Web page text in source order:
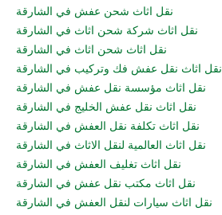
نقل اثاث شحن عفش في الشارقة
نقل اثاث شركة شحن اثاث في الشارقة
نقل اثاث شحن اثاث في الشارقة
نقل اثاث نقل عفش فك وتركيب في الشارقة
نقل اثاث مؤسسة نقل عفش في الشارقة
نقل اثاث نقل عفش الخليج في الشارقة
نقل اثاث تكلفة نقل العفش في الشارقة
نقل اثاث العالمية لنقل الاثاث في الشارقة
نقل اثاث تغليف العفش في الشارقة
نقل اثاث مكتب نقل عفش في الشارقة
نقل اثاث سيارات لنقل العفش في الشارقة